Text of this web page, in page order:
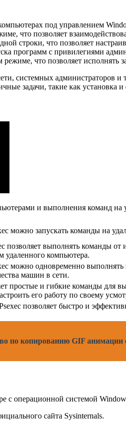
под управлением
что позволяет
строки, что позволяет
программ с привилегиями
что позволяет исполнять
системных администраторов
задачи, такие как установка
и выполнения команд
можно запускать команды на
позволяет выполнять команды
удаленного компьютера.
можно одновременно выполнять
машин в сети.
простые и гибкие команды для
его работу по своему
позволяет быстро и
по копированию GIF анимации
с операционной системой
сайта Sysinternals.